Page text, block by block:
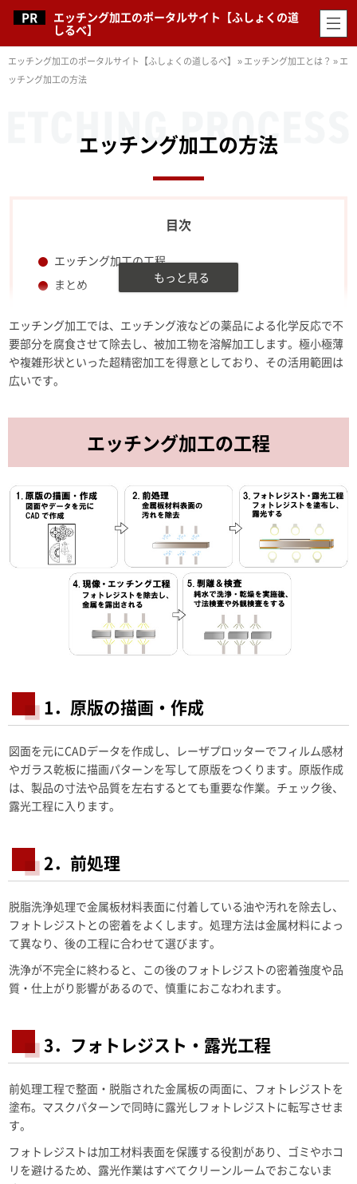
エッチング加工のポータルサイト【ふしょくの道
しるべ】
エッチング加工のポータルサイト【ふしょくの道しるべ】 »エッチング加工とは？ »エ
ッチング加工の方法
エッチング加工の方法
エッチング加工の工程
まとめ
エッチング加工では、エッチング液などの薬品による化学反応で不
要部分を腐食させて除去し、被加工物を溶解加工します。極小極薄
や複雑形状といった超精密加工を得意としており、その活用範囲は
広いです。
エッチング加工の工程
1．原版の描画・作成
図面を元にCADデータを作成し、レーザプロッターでフィルム感材
やガラス乾板に描画パターンを写して原版をつくります。原版作成
は、製品の寸法や品質を左右するとても重要な作業。チェック後、
露光工程に入ります。
2．前処理
脱脂洗浄処理で金属板材料表面に付着している油や汚れを除去し、
フォトレジストとの密着をよくします。処理方法は金属材料によっ
て異なり、後の工程に合わせて選びます。
洗浄が不完全に終わると、この後のフォトレジストの密着強度や品
質・仕上がり影響があるので、慎重におこなわれます。
3．フォトレジスト・露光工程
前処理工程で整面・脱脂された金属板の両面に、フォトレジストを
塗布。マスクパターンで同時に露光しフォトレジストに転写させま
す。
フォトレジストは加工材料表面を保護する役割があり、ゴミやホコ
リを避けるため、露光作業はすべてクリーンルームでおこないま